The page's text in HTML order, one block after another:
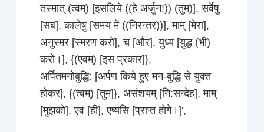
तस्मात् (त्वम्) [इसलिये ((हे अर्जुन!)) (तुम)], सर्वेषु
[सब], कालेषु [समय में ((निरन्तर))], माम् [मेरा],
अनुस्मर [स्मरण करो], च [और], युध्य [युद्ध (भी)
करो।], {(एवम्) [इस प्रकार]},
अर्पितमनोबुद्धि: [अर्पण किये हुए मन-बुद्धि से युक्त
होकर], {(त्वम्) [तुम]}, असंशयम् [नि:सन्देह], माम्
[मुझको], एव [ही], एष्यसि [प्राप्त होगे।]',